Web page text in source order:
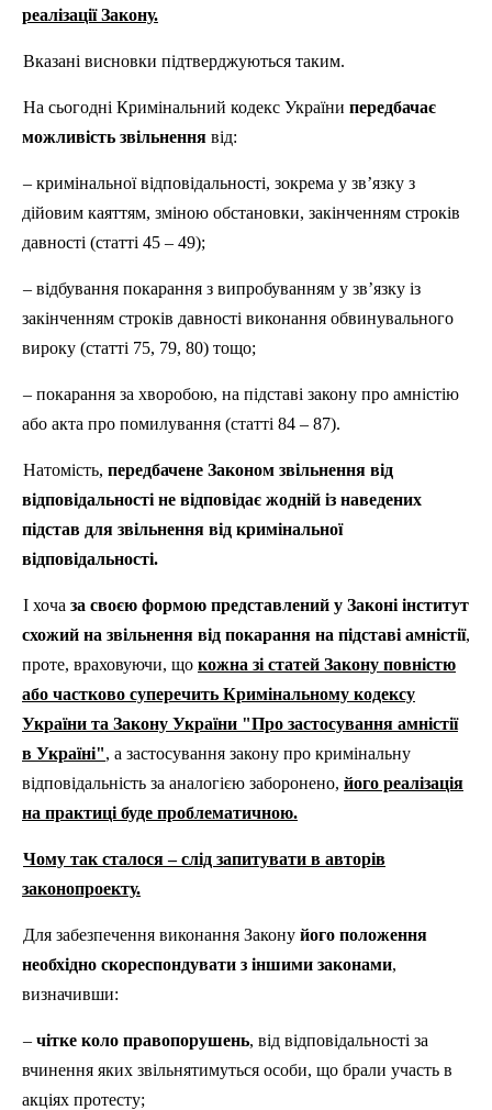
реалізації Закону.
Вказані висновки підтверджуються таким.
На сьогодні Кримінальний кодекс України передбачає
можливість звільнення від:
– кримінальної відповідальності, зокрема у зв’язку з
дійовим каяттям, зміною обстановки, закінченням строків
давності (статті 45 – 49);
– відбування покарання з випробуванням у зв’язку із
закінченням строків давності виконання обвинувального
вироку (статті 75, 79, 80) тощо;
– покарання за хворобою, на підставі закону про амністію
або акта про помилування (статті 84 – 87).
Натомість, передбачене Законом звільнення від
відповідальності не відповідає жодній із наведених
підстав для звільнення від кримінальної
відповідальності.
І хоча за своєю формою представлений у Законі інститут
схожий на звільнення від покарання на підставі амністії,
проте, враховуючи, що кожна зі статей Закону повністю
або частково суперечить Кримінальному кодексу
України та Закону України "Про застосування амністії
в Україні", а застосування закону про кримінальну
відповідальність за аналогією заборонено, його реалізація
на практиці буде проблематичною.
Чому так сталося – слід запитувати в авторів
законопроекту.
Для забезпечення виконання Закону його положення
необхідно скореспондувати з іншими законами,
визначивши:
– чітке коло правопорушень, від відповідальності за
вчинення яких звільнятимуться особи, що брали участь в
акціях протесту;